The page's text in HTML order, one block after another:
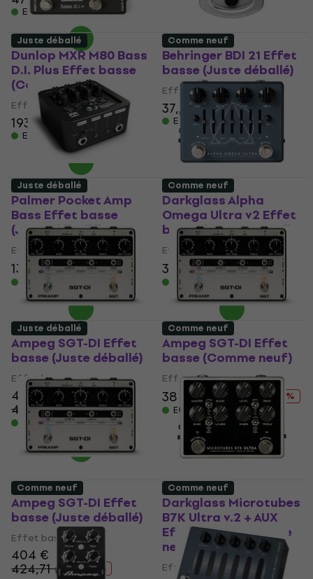
En stock
Dunlop MXR M80 Bass
D.I. Plus Effet basse
(Comme neuf)
Effet basse
193 €
En stock
Behringer BDI 21 Effet
basse (Juste déballé)
Effet basse
37,10 € 39 €
En stock
Juste déballé
Palmer Pocket Amp
Bass Effet basse
(Juste déballé)
Effet basse
132 €179 €
- 26 %
En stock
Comme neuf
Darkglass Alpha
Omega Ultra v2 Effet
basse (Comme neuf)
Effet basse
356 €391 €
- 9 %
En stock
Juste déballé
Ampeg SGT-DI Effet
basse (Juste déballé)
Effet basse
404 €
424,71 €
- 5 %
En stock
Comme neuf
Ampeg SGT-DI Effet
basse (Comme neuf)
Effet basse
387 €424,71 €
- 9 %
En stock
Juste déballé
Ampeg SGT-DI Effet
basse (Juste déballé)
Effet basse
404 €
424,71 €
- 5 %
Comme neuf
Darkglass Microtubes
B7K Ultra v.2 + AUX
Effet basse (Comme
neuf)
Effet basse
Comme neuf Comme neuf